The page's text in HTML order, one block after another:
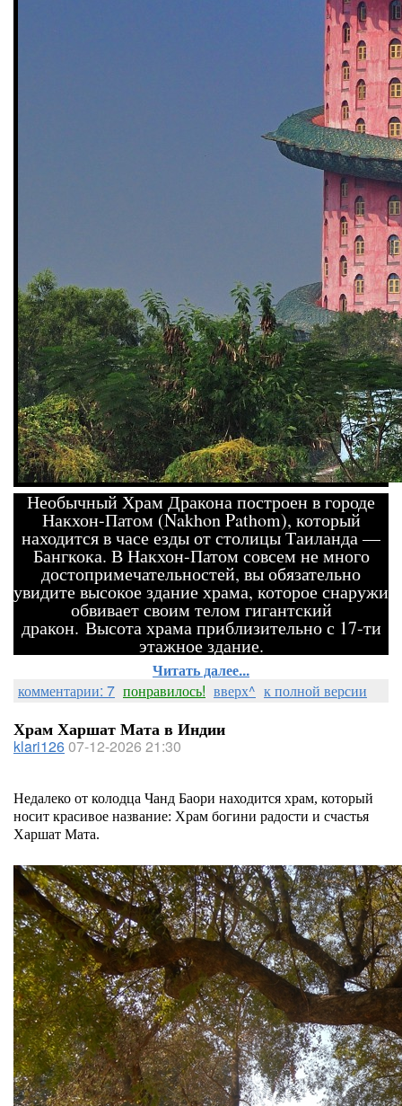
Необычный Храм Дракона построен в городе
Накхон-Патом (Nakhon Pathom), который
находится в часе езды от столицы Таиланда —
Бангкока. В Накхон-Патом совсем не много
достопримечательностей, вы обязательно
увидите высокое здание храма, которое снаружи
обвивает своим телом гигантский
дракон. Высота храма приблизительно с 17-ти
этажное здание.
Читать далее...
комментарии: 7 понравилось! вверх^ к полной версии
Храм Харшат Мата в Индии
klari12607-12-2026 21:30
Недалеко от колодца Чанд Баори находится храм, который
носит красивое название: Храм богини радости и счастья
Харшат Мата.